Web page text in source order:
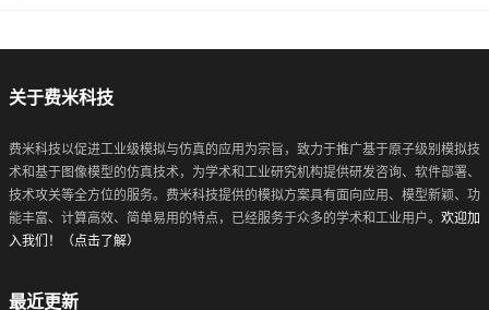
关于费米科技
费米科技以促进工业级模拟与仿真的应用为宗旨，致力于推广基于原子级别模拟技
术和基于图像模型的仿真技术，为学术和工业研究机构提供研发咨询、软件部署、
技术攻关等全方位的服务。费米科技提供的模拟方案具有面向应用、模型新颖、功
能丰富、计算高效、简单易用的特点，已经服务于众多的学术和工业用户。 欢迎加
入我们！（点击了解）
最近更新